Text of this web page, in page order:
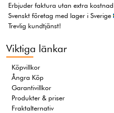
Erbjuder faktura utan extra kostnad
Svenskt företag med lager i Sverige
Trevlig kundtjänst!
Viktiga länkar
Köpvillkor
Ångra Köp
Garantivillkor
Produkter & priser
Fraktalternativ